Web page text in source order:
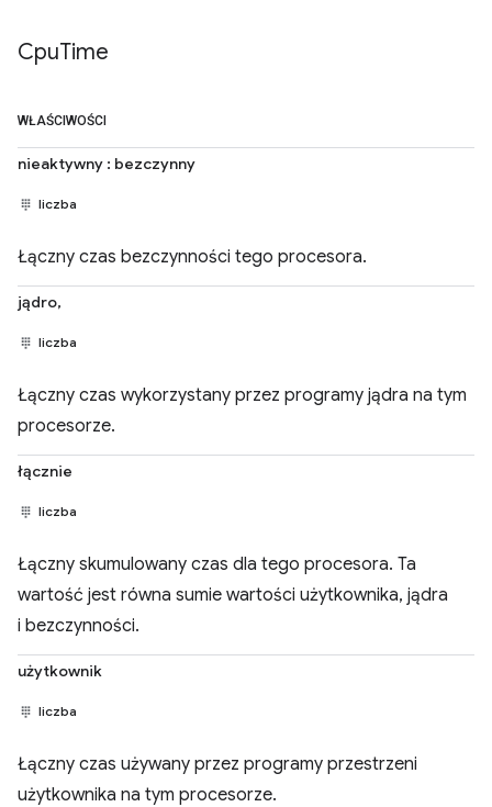
CpuTime
WŁAŚCIWOŚCI
nieaktywny : bezczynny
liczba
Łączny czas bezczynności tego procesora.
jądro,
liczba
Łączny czas wykorzystany przez programy jądra na tym
procesorze.
łącznie
liczba
Łączny skumulowany czas dla tego procesora. Ta
wartość jest równa sumie wartości użytkownika, jądra
i bezczynności.
użytkownik
liczba
Łączny czas używany przez programy przestrzeni
użytkownika na tym procesorze.